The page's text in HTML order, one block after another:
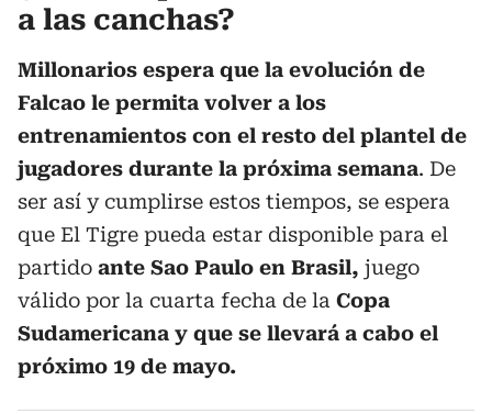
a las canchas?
Millonarios espera que la evolución de
Falcao le permita volver a los
entrenamientos con el resto del plantel de
jugadores durante la próxima semana. De
ser así y cumplirse estos tiempos, se espera
que El Tigre pueda estar disponible para el
partido ante Sao Paulo en Brasil, juego
válido por la cuarta fecha de la Copa
Sudamericana y que se llevará a cabo el
próximo 19 de mayo.